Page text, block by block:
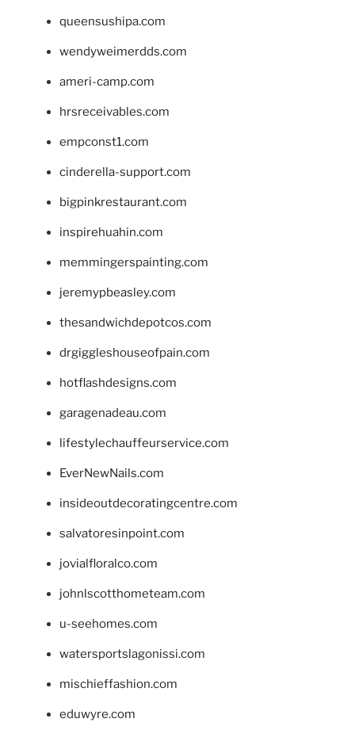
queensushipa.com
wendyweimerdds.com
ameri-camp.com
hrsreceivables.com
empconst1.com
cinderella-support.com
bigpinkrestaurant.com
inspirehuahin.com
memmingerspainting.com
jeremypbeasley.com
thesandwichdepotcos.com
drgiggleshouseofpain.com
hotflashdesigns.com
garagenadeau.com
lifestylechauffeurservice.com
EverNewNails.com
insideoutdecoratingcentre.com
salvatoresinpoint.com
jovialfloralco.com
johnlscotthometeam.com
u-seehomes.com
watersportslagonissi.com
mischieffashion.com
eduwyre.com